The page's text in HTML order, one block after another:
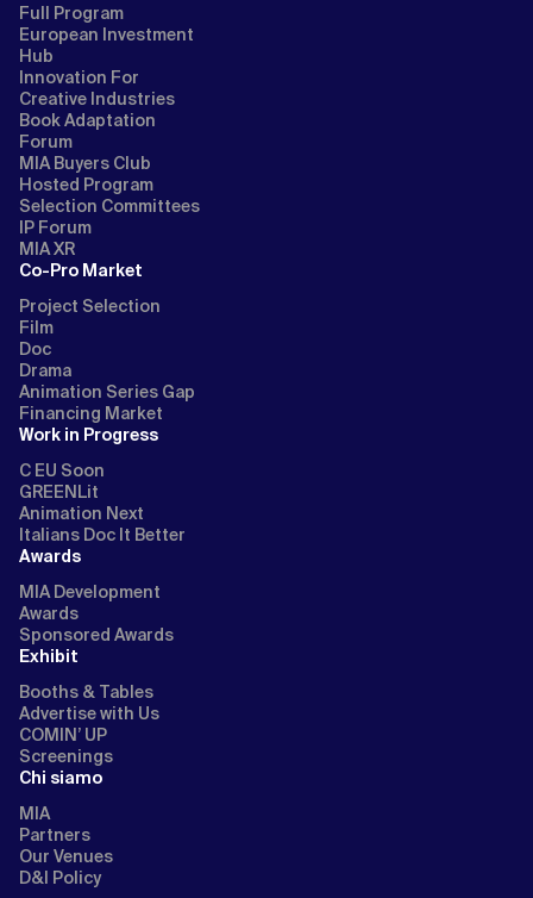
Full Program
European Investment
Hub
Innovation For
Creative Industries
Book Adaptation
Forum
MIA Buyers Club
Hosted Program
Selection Committees
IP Forum
MIA XR
Co-Pro Market
Project Selection
Film
Doc
Drama
Animation Series Gap
Financing Market
Work in Progress
C EU Soon
GREENLit
Animation Next
Italians Doc It Better
Awards
MIA Development
Awards
Sponsored Awards
Exhibit
Booths & Tables
Advertise with Us
COMIN’ UP
Screenings
Chi siamo
MIA
Partners
Our Venues
D&I Policy